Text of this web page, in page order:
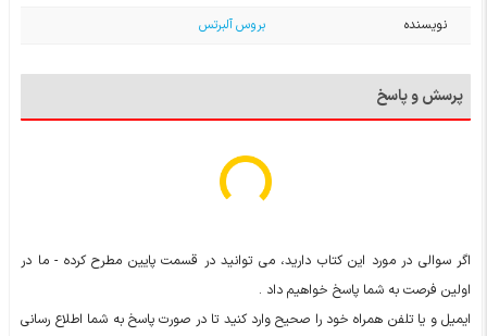
نویسنده
بروس آلبرتس
پرسش و پاسخ
اگر سوالی در مورد این کتاب دارید، می توانید در قسمت پایین مطرح کرده - ما در
اولین فرصت به شما پاسخ خواهیم داد .
ایمیل و یا تلفن همراه خود را صحیح وارد کنید تا در صورت پاسخ به شما اطلاع رسانی